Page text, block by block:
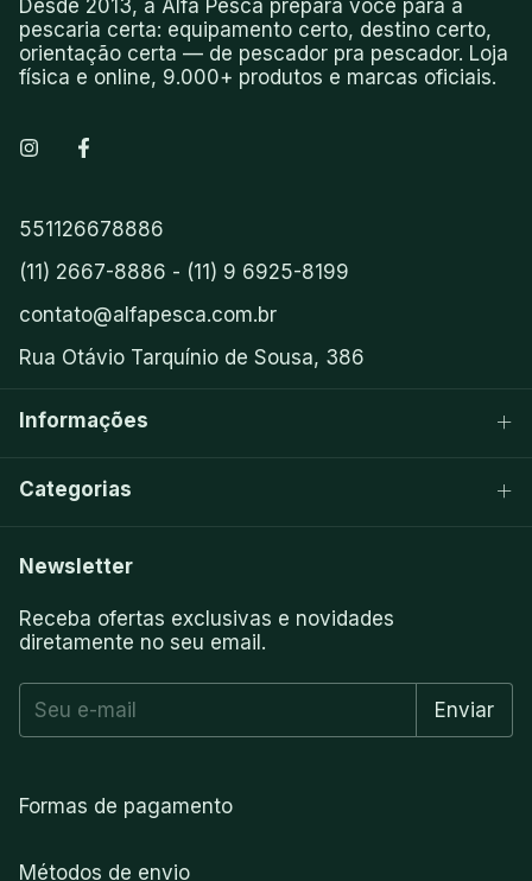
Desde 2013, a Alfa Pesca prepara você para a
pescaria certa: equipamento certo, destino certo,
orientação certa — de pescador pra pescador. Loja
física e online, 9.000+ produtos e marcas oficiais.
551126678886
(11) 2667-8886 - (11) 9 6925-8199
contato@alfapesca.com.br
Rua Otávio Tarquínio de Sousa, 386
Informações
Categorias
Newsletter
Receba ofertas exclusivas e novidades
diretamente no seu email.
Formas de pagamento
Métodos de envio